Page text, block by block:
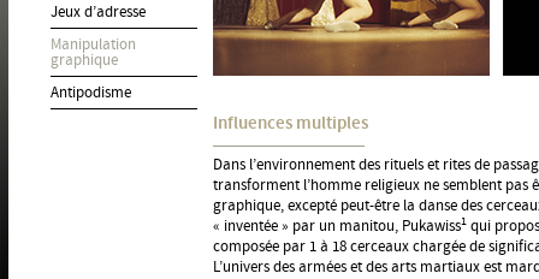
Jeux d’adresse
Manipulation
graphique
Antipodisme
Influences multiples
Dans l’environnement des rituels et rites de
transforment l’homme religieux ne semblent pas
graphique, excepté peut-être la danse des
« inventée » par un manitou, Pukawiss1 qui
composée par 1 à 18 cerceaux chargée de
L’univers des armées et des arts martiaux est